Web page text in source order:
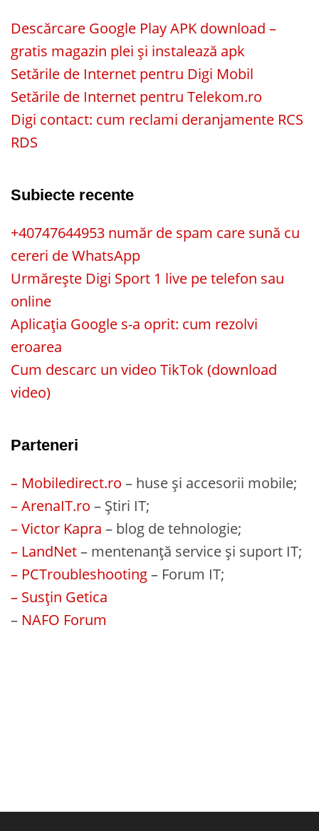
Descărcare Google Play APK download –
gratis magazin plei și instalează apk
Setările de Internet pentru Digi Mobil
Setările de Internet pentru Telekom.ro
Digi contact: cum reclami deranjamente RCS
RDS
Subiecte recente
+40747644953 număr de spam care sună cu
cereri de WhatsApp
Urmărește Digi Sport 1 live pe telefon sau
online
Aplicația Google s-a oprit: cum rezolvi
eroarea
Cum descarc un video TikTok (download
video)
Parteneri
– Mobiledirect.ro – huse și accesorii mobile;
– ArenaIT.ro – Știri IT;
– Victor Kapra – blog de tehnologie;
– LandNet– mentenanță service și suport IT;
– PCTroubleshooting– Forum IT;
– Susțin Getica
– NAFO Forum